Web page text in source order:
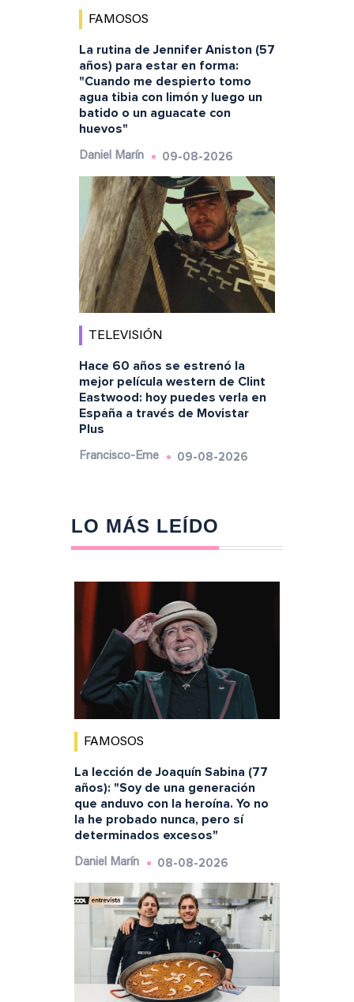
FAMOSOS
La rutina de Jennifer Aniston (57
años) para estar en forma:
"Cuando me despierto tomo
agua tibia con limón y luego un
batido o un aguacate con
huevos"
Daniel Marín 09-08-2026
TELEVISIÓN
Hace 60 años se estrenó la
mejor película western de Clint
Eastwood: hoy puedes verla en
España a través de Movistar
Plus
Francisco-Eme 09-08-2026
LO MÁS LEÍDO
FAMOSOS
La lección de Joaquín Sabina (77
años): "Soy de una generación
que anduvo con la heroína. Yo no
la he probado nunca, pero sí
determinados excesos"
Daniel Marín 08-08-2026